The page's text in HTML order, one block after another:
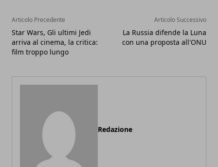
Articolo Precedente
Star Wars, Gli ultimi Jedi
arriva al cinema, la critica:
film troppo lungo
Articolo Successivo
La Russia difende la Luna
con una proposta all'ONU
Redazione